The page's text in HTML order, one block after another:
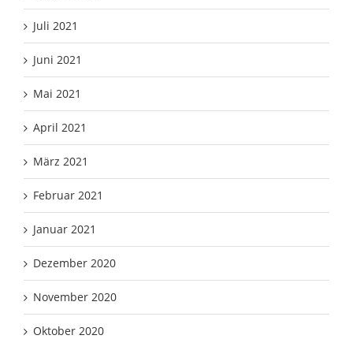
Juli 2021
Juni 2021
Mai 2021
April 2021
März 2021
Februar 2021
Januar 2021
Dezember 2020
November 2020
Oktober 2020